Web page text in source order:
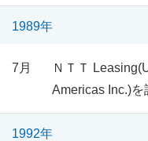
1989年
7月
ＮＴＴ
Americas Inc.)を
1992年